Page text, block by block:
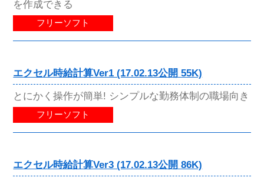
を作成できる
フリーソフト
エクセル時給計算Ver1 (17.02.13公開 55K)
とにかく操作が簡単! シンプルな勤務体制の職場向き
フリーソフト
エクセル時給計算Ver3 (17.02.13公開 86K)